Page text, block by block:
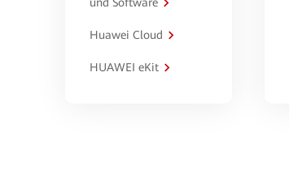
Huawei Cloud
HUAWEI eKit